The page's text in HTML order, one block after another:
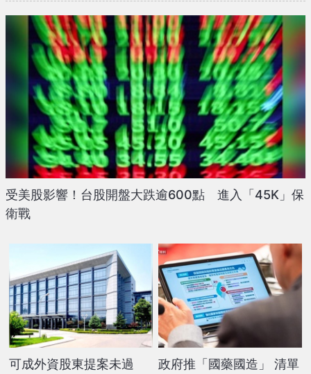
受美股影響！台股開盤大跌逾600點 進入「45K」保
衛戰
可成外資股東提案未過
政府推「國藥國造」 清單